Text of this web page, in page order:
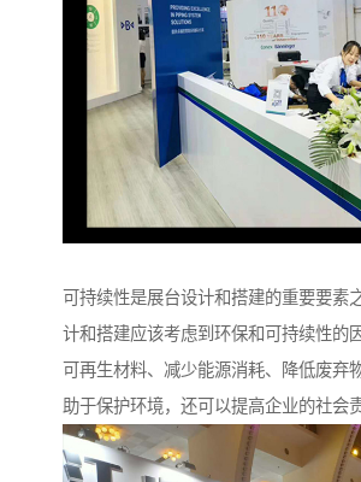
可持续性是展台设计和搭建的重要要素
计和搭建应该考虑到环保和可持续性的
可再生材料、减少能源消耗、降低废弃
助于保护环境，还可以提高企业的社会